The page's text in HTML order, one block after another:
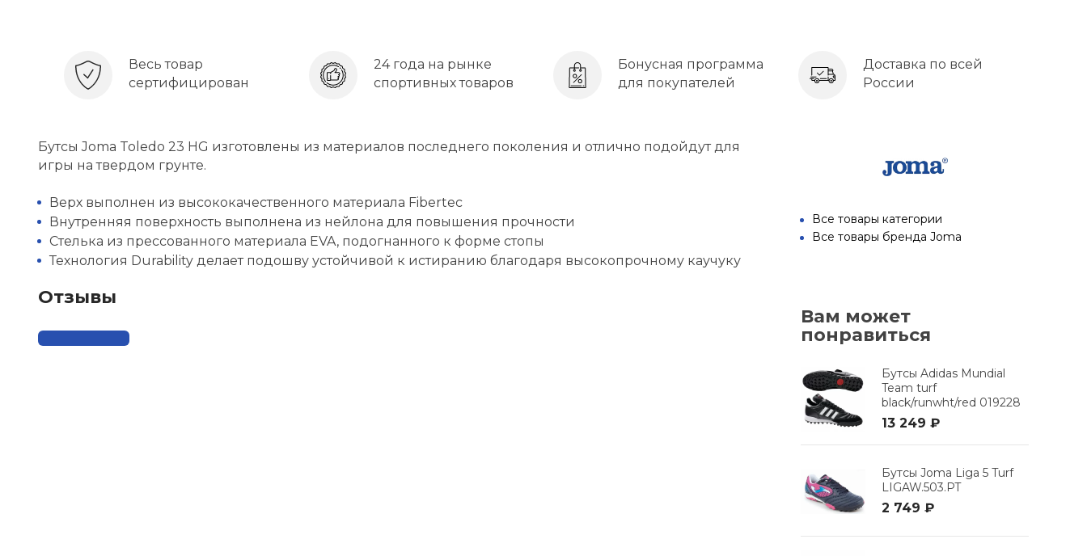
Весь товар
сертифицирован
24 года на рынке
спортивных товаров
Бонусная программа
для покупателей
Доставка по всей
России
Бутсы Joma Toledo 23 HG изготовлены из материалов последнего поколения и отлично подойдут для
игры на твердом грунте.
Верх выполнен из высококачественного материала Fibertec
Внутренняя поверхность выполнена из нейлона для повышения прочности
Стелька из прессованного материала EVA, подогнанного к форме стопы
Технология Durability делает подошву устойчивой к истиранию благодаря высокопрочному каучуку
Отзывы
Все товары категории
Все товары бренда Joma
Вам может
понравиться
Бутсы Adidas Mundial
Team turf
black/runwht/red 019228
13 249 ₽
Бутсы Joma Liga 5 Turf
LIGAW.503.PT
2 749 ₽